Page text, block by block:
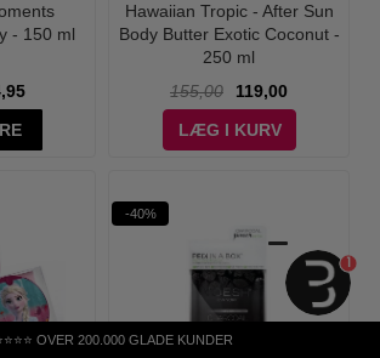
OVER 200.000 GLADE KUNDER
- 150 ml
Hawaiian Tropic - After Sun
Body Butter Exotic Coconut -
250 ml
155,00
119,00
LÆG I KURV
-40%
1